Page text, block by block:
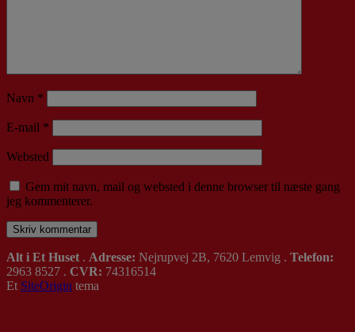
Navn *
E-mail *
Websted
Gem mit navn, mail og websted i denne browser til næste gang
jeg kommenterer.
Alt i Et Huset . Adresse: Nejrupvej 2B, 7620 Lemvig . Telefon:
2963 8527 . CVR: 74316514
Et SiteOrigin tema